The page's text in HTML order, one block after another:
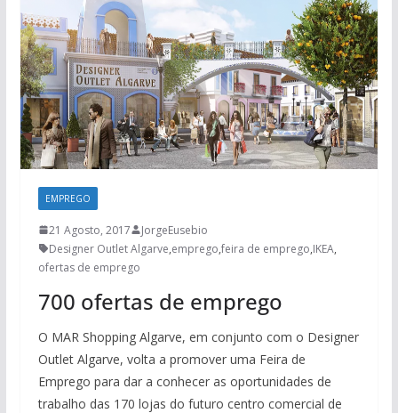
EMPREGO
21 Agosto, 2017
JorgeEusebio
Designer Outlet Algarve,emprego,feira de emprego,IKEA,
ofertas de emprego
700 ofertas de emprego
O MAR Shopping Algarve, em conjunto com o Designer
Outlet Algarve, volta a promover uma Feira de
Emprego para dar a conhecer as oportunidades de
trabalho das 170 lojas do futuro centro comercial de